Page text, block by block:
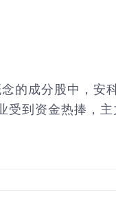
的成分股中，安
受到资金热捧，